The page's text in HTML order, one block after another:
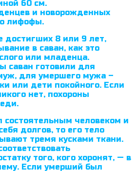
60 см.
и новорожденных
лифофы.
достигших 8 или 9 лет,
в саван, как это
или младенца.
саван готовили для
для умершего мужа –
или дети покойного. Если
нет, похороны
человеком и
долгов, то его тело
тремя кусками ткани.
того, кого хоронят, — в
Если умерший был